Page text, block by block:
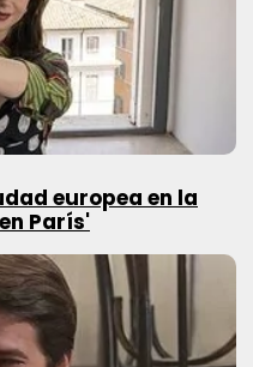
europea en la
París'